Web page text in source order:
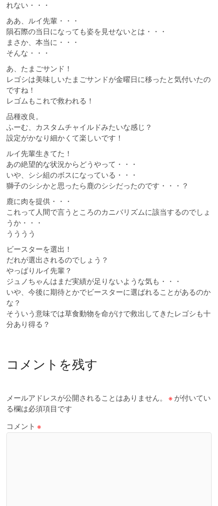
れない・・・
ああ、ルイ先輩・・・
隕石際の当日になっても姿を見せないとは・・・
まさか、本当に・・・
そんな・・・
あ、たまごサンド！
レゴシは美味しいたまごサンドが金曜日に移ったと気付いたの
ですね！
レゴムもこれで救われる！
品種改良。
ふーむ、カスタムチャイルドみたいな感じ？
設定がかなり細かくて楽しいです！
ルイ先輩生きてた！
あの絶望的な状況からどうやって・・・
いや、シシ組のボスになっている・・・
獅子のシシかと思ったら鹿のシシだったのです・・・？
鹿に肉を提供・・・
これって人間で言うところのカニバリズムに該当するのでしょ
うか・・・
うううう
ビースターを選出！
だれが選出されるのでしょう？
やっぱりルイ先輩？
ジュノちゃんはまだ実績が足りないような気も・・・
いや、今後に期待とかでビースターに選ばれることがあるのか
な？
そういう意味では草食動物を命がけで救出してきたレゴシも十
分あり得る？
コメントを残す
メールアドレスが公開されることはありません。 ※ が付いてい
る欄は必須項目です
コメント※